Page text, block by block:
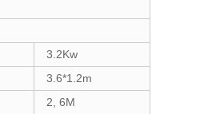
3.2Kw
3.6*1.2m
2, 6M